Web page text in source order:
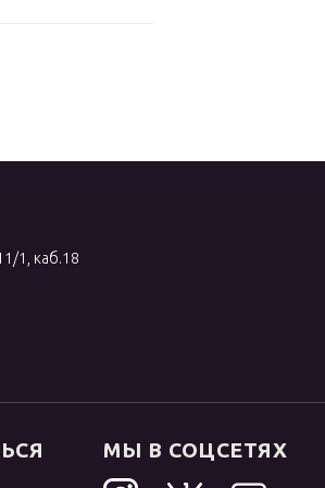
1, каб.18
МЫ В СОЦСЕТЯХ